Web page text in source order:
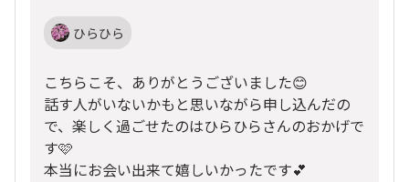
ひらひら
こちらこそ、ありがとうございました😊
話す人がいないかもと思いながら申し込んだの
で、楽しく過ごせたのはひらひらさんのおかげで
す🩷
本当にお会い出来て嬉しいかったです💕